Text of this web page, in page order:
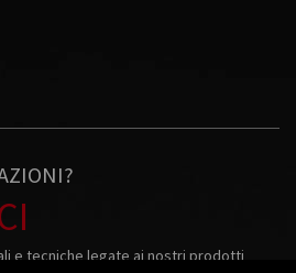
e tecniche legate ai nostri prodotti